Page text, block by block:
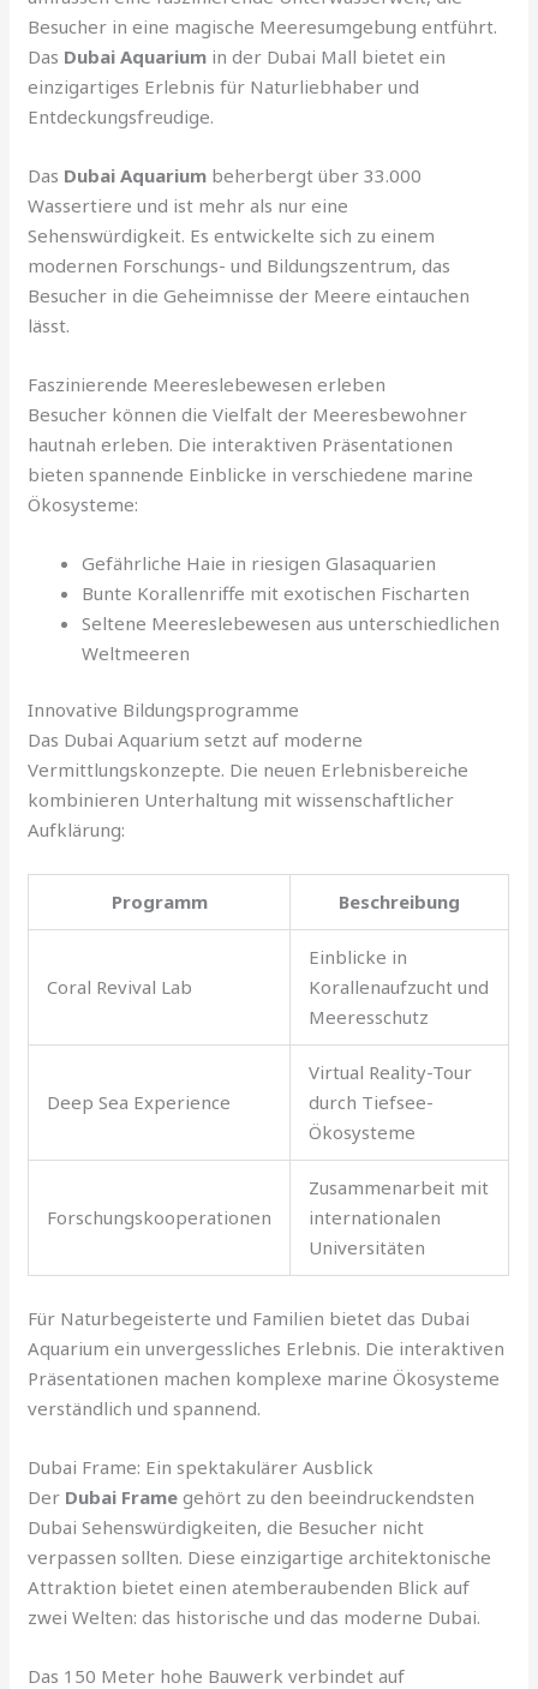
Besucher in eine magische Meeresumgebung entführt.
Das Dubai Aquarium in der Dubai Mall bietet ein
einzigartiges Erlebnis für Naturliebhaber und
Entdeckungsfreudige.
Das Dubai Aquarium beherbergt über 33.000
Wassertiere und ist mehr als nur eine
Sehenswürdigkeit. Es entwickelte sich zu einem
modernen Forschungs- und Bildungszentrum, das
Besucher in die Geheimnisse der Meere eintauchen
lässt.
Faszinierende Meereslebewesen erleben
Besucher können die Vielfalt der Meeresbewohner
hautnah erleben. Die interaktiven Präsentationen
bieten spannende Einblicke in verschiedene marine
Ökosysteme:
Gefährliche Haie in riesigen Glasaquarien
Bunte Korallenriffe mit exotischen Fischarten
Seltene Meereslebewesen aus unterschiedlichen
Weltmeeren
Innovative Bildungsprogramme
Das Dubai Aquarium setzt auf moderne
Vermittlungskonzepte. Die neuen Erlebnisbereiche
kombinieren Unterhaltung mit wissenschaftlicher
Aufklärung:
Programm Beschreibung
Coral Revival Lab
Einblicke in
Korallenaufzucht und
Meeresschutz
Deep Sea Experience
Virtual Reality-Tour
durch Tiefsee-
Ökosysteme
Forschungskooperationen
Zusammenarbeit mit
internationalen
Universitäten
Für Naturbegeisterte und Familien bietet das Dubai
Aquarium ein unvergessliches Erlebnis. Die interaktiven
Präsentationen machen komplexe marine Ökosysteme
verständlich und spannend.
Dubai Frame: Ein spektakulärer Ausblick
Der Dubai Frame gehört zu den beeindruckendsten
Dubai Sehenswürdigkeiten, die Besucher nicht
verpassen sollten. Diese einzigartige architektonische
Attraktion bietet einen atemberaubenden Blick auf
zwei Welten: das historische und das moderne Dubai.
Das 150 Meter hohe Bauwerk verbindet auf